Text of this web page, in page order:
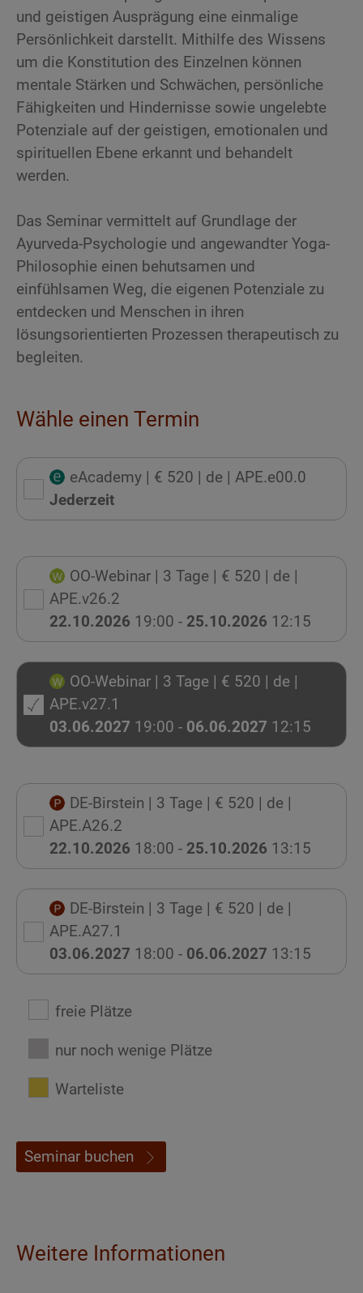
und geistigen Ausprägung eine einmalige
Persönlichkeit darstellt. Mithilfe des Wissens
um die Konstitution des Einzelnen können
mentale Stärken und Schwächen, persönliche
Fähigkeiten und Hindernisse sowie ungelebte
Potenziale auf der geistigen, emotionalen und
spirituellen Ebene erkannt und behandelt
werden.
Das Seminar vermittelt auf Grundlage der
Ayurveda-Psychologie und angewandter Yoga-
Philosophie einen behutsamen und
einfühlsamen Weg, die eigenen Potenziale zu
entdecken und Menschen in ihren
lösungsorientierten Prozessen therapeutisch zu
begleiten.
Wähle einen Termin
eAcademy | € 520 | de | APE.e00.0
Jederzeit
OO-Webinar | 3 Tage | € 520 | de |
APE.v26.2
22.10.2026 19:00 - 25.10.2026 12:15
OO-Webinar | 3 Tage | € 520 | de |
APE.v27.1
03.06.2027 19:00 - 06.06.2027 12:15
DE-Birstein | 3 Tage | € 520 | de |
APE.A26.2
22.10.2026 18:00 - 25.10.2026 13:15
DE-Birstein | 3 Tage | € 520 | de |
APE.A27.1
03.06.2027 18:00 - 06.06.2027 13:15
freie Plätze
nur noch wenige Plätze
Warteliste
Seminar buchen
Weitere Informationen